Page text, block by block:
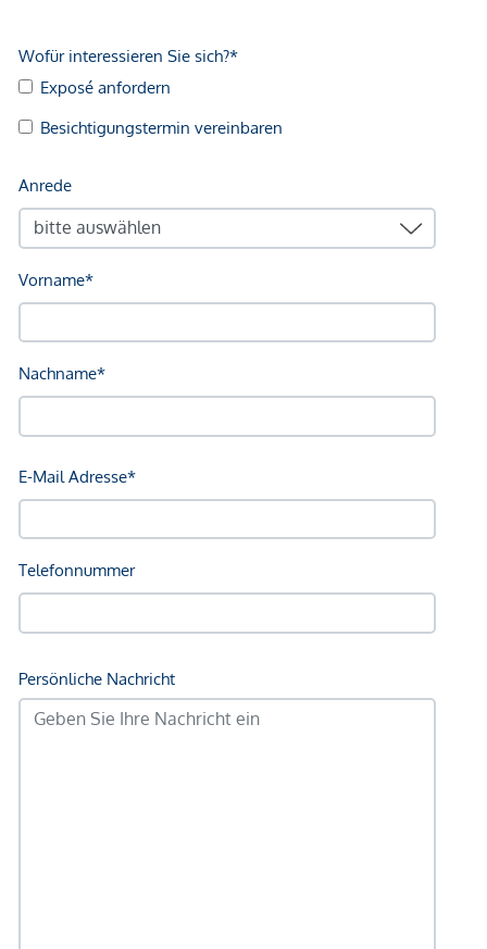
Verkehr
U-Bahn <500m
Straßenbahn <1.000m
Autobahnanschluss <1.500m
Angaben Entfernung Luftlinie / Quelle: OpenStreetMap
*Der Vertrag kommt nicht mit der INFINA Credit Broker
GmbH zustande. Das Objekt wird von einem externen
Immobilienunternehmen angeboten. Allfällige aus dem
gemachten Angaben und Informationen lediglich
unverbindliche Vorabinformationen sind und daher ohne